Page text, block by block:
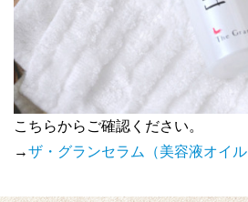
こちらからご確認ください。
→ザ・グランセラム（美容液オイル